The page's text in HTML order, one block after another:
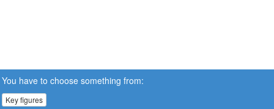
You have to choose something from:
Key figures